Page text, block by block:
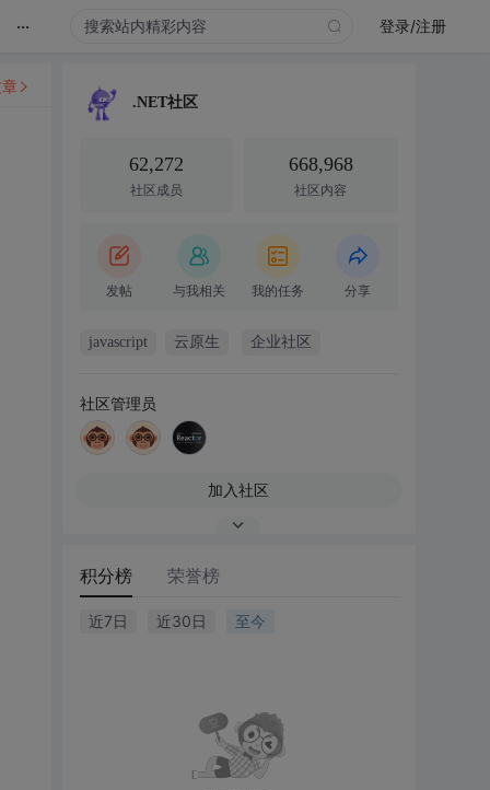
... 登录/注册
.NET社区
62,272
社区成员
668,968
社区内容
发帖 与我相关 我的任务 分享
javascript 云原生 企业社区
社区管理员
加入社区
积分榜 荣誉榜
近7日 近30日 至今